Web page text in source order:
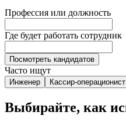
Профессия или должность
Где будет работать сотрудник
Посмотреть кандидатов
Часто ищут
Инженер Кассир-операционист
Выбирайте, как